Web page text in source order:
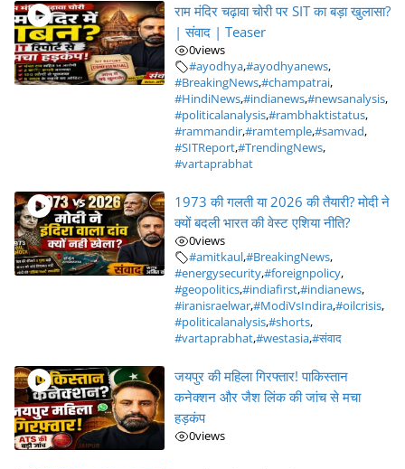
राम मंदिर चढ़ावा चोरी पर SIT का बड़ा खुलासा?
| संवाद | Teaser
0views
#ayodhya,#ayodhyanews,
#BreakingNews,#champatrai,
#HindiNews,#indianews,#newsanalysis,
#politicalanalysis,#rambhaktistatus,
#rammandir,#ramtemple,#samvad,
#SITReport,#TrendingNews,
#vartaprabhat
1973 की गलती या 2026 की तैयारी? मोदी ने
क्यों बदली भारत की वेस्ट एशिया नीति?
0views
#amitkaul,#BreakingNews,
#energysecurity,#foreignpolicy,
#geopolitics,#indiafirst,#indianews,
#iranisraelwar,#ModiVsIndira,#oilcrisis,
#politicalanalysis,#shorts,
#vartaprabhat,#westasia,#संवाद
जयपुर की महिला गिरफ्तार! पाकिस्तान
कनेक्शन और जैश लिंक की जांच से मचा
हड़कंप
0views